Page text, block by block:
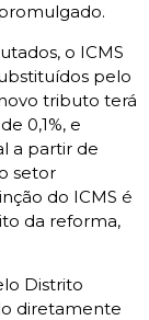
o ICMS
pelo
tributo terá
0,1%, e
a partir de
setor
do ICMS é
da reforma,
Distrito
diretamente